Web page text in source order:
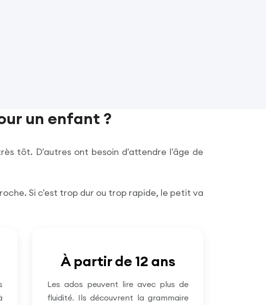
un enfant ?
tôt. D'autres ont besoin d'attendre l'âge de
Si c'est trop dur ou trop rapide, le petit va
À partir de 12 ans
Les ados peuvent lire avec plus de
fluidité. Ils découvrent la grammaire